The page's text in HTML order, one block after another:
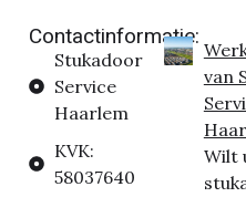
Contactinformatie:
Stukadoor
Service
Haarlem
KVK:
58037640
van
Wilt